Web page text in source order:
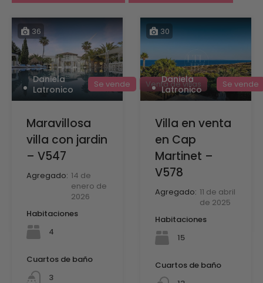
36
Daniela
Latronico
Se vende Venta de villas
Maravillosa
villa con jardin
– V547
Agregado: 14 de
enero de
2026
Habitaciones
4
Cuartos de baño
3
30
Daniela
Latronico
Se vende
Villa en venta
en Cap
Martinet –
V578
Agregado: 11 de abril
de 2025
Habitaciones
15
Cuartos de baño